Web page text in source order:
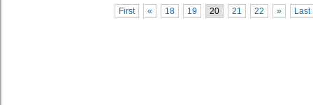
First « 18 19 20 21 22 » Last